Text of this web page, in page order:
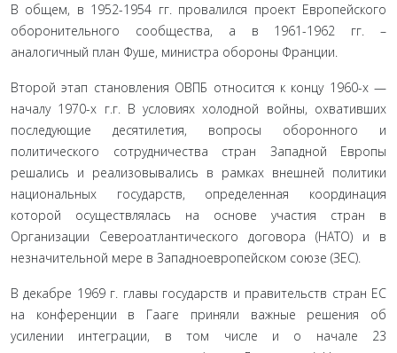
В общем, в 1952-1954 гг. провалился проект Европейского
оборонительного сообщества, а в 1961-1962 гг. –
аналогичный план Фуше, министра обороны Франции.
Второй этап становления ОВПБ относится к концу 1960-х —
началу 1970-х г.г. В условиях холодной войны, охвативших
последующие десятилетия, вопросы оборонного и
политического сотрудничества стран Западной Европы
решались и реализовывались в рамках внешней политики
национальных государств, определенная координация
которой осуществлялась на основе участия стран в
Организации Североатлантического договора (НАТО) и в
незначительной мере в Западноевропейском союзе (ЗЕС).
В декабре 1969 г. главы государств и правительств стран ЕС
на конференции в Гааге приняли важные решения об
усилении интеграции, в том числе и о начале 23